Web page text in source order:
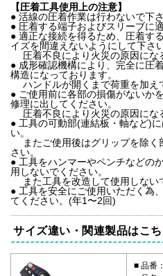
【圧着工具使用上の注意】
● 活線の圧着作業は行わないで下
● 圧着する端子およびスリーブに
● 適正な接続を得るため、圧着す
イズを間違えないようにして下さい
圧着不良により火災の原因にな
● 成形確認機構により、完全に圧
構造になっております。
ハンドルが開くまで荷重を加え
● ご使用前に各部の損傷がないか
修理に出してください。
圧着不良により火災の原因にな
● 工具の可動部(連結板・軸など)
い。
またご使用後はグリップを除く
さい。
● 工具をハンマーやペンチなどの
用しないでください。
また工具を改造して使用しない
● 工具を安全にご使用いただく為
てください。(年1〜2回)
サイズ違い・関連製品はこち
品番